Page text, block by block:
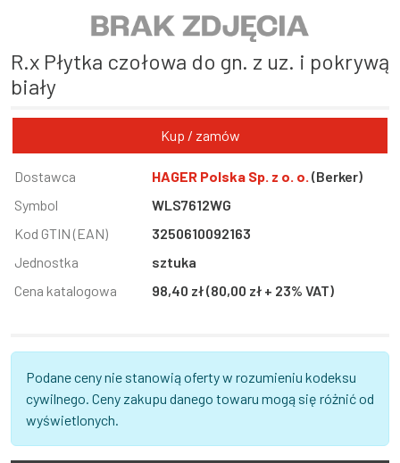
R.x Płytka czołowa do gn. z uz. i pokrywą
biały
Kup / zamów
Informacja
Wartość
Dostawca HAGER Polska Sp. z o. o. (Berker)
Symbol
WLS7612WG
Kod GTIN (EAN)
3250610092163
Jednostka
sztuka
Cena katalogowa
98,40 zł (80,00 zł + 23% VAT)
Podane ceny nie stanowią oferty w rozumieniu kodeksu
cywilnego. Ceny zakupu danego towaru mogą się różnić od
wyświetlonych.